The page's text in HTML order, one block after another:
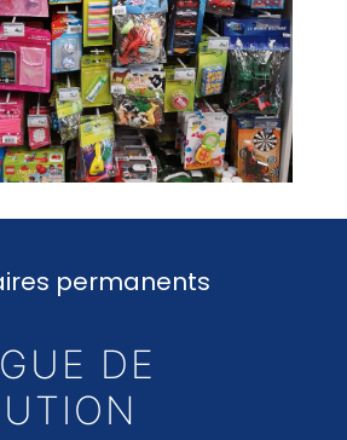
permanents
DE